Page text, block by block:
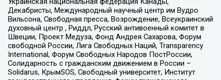
Декабристы, Международный научный центр им Вудро
Вильсона, Свободная пресса, Возрождение, Всеукраинский
духовный центр , Риддл, Русский антивоенный комитет в
Швеции, Проект Медуза, Фонд Андрея Сахарова, Форум
свободной России, Лига Свободных Наций, Transparеncy
International, Форум Свободных Народов ПостРоссии,
Солидарность с гражданским движением в России –
Solidarus, КрымSOS, Свободный университет, Институт